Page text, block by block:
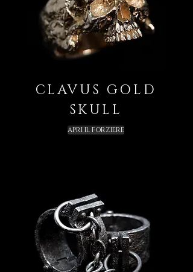
CLAVUS GOLD
SKULL
APRI IL FORZIERE